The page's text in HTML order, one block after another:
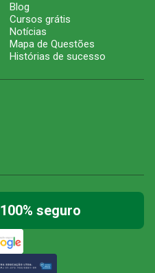
Blog
Cursos grátis
Notícias
Mapa de Questões
Histórias de sucesso
100% seguro